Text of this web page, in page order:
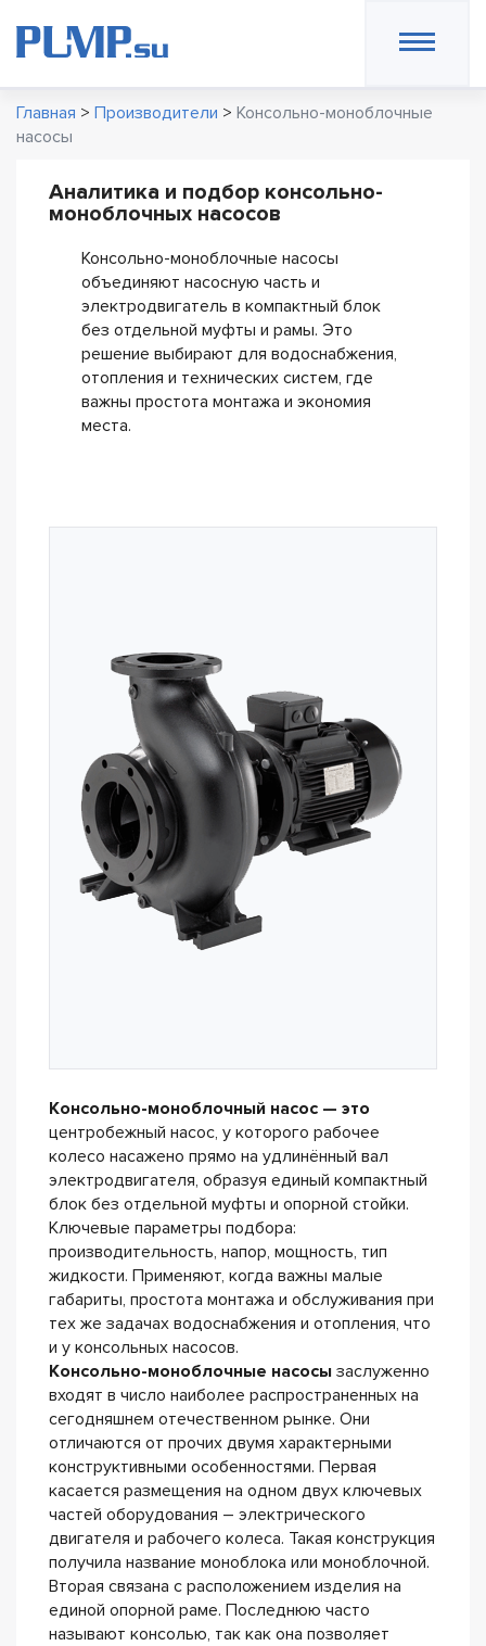
Главная > Производители > Консольно-моноблочные
насосы
Аналитика и подбор консольно-
моноблочных насосов
Консольно-моноблочные насосы
объединяют насосную часть и
электродвигатель в компактный блок
без отдельной муфты и рамы. Это
решение выбирают для водоснабжения,
отопления и технических систем, где
важны простота монтажа и экономия
места.
Консольно-моноблочный насос — это
центробежный насос, у которого рабочее
колесо насажено прямо на удлинённый вал
электродвигателя, образуя единый компактный
блок без отдельной муфты и опорной стойки.
Ключевые параметры подбора:
производительность, напор, мощность, тип
жидкости. Применяют, когда важны малые
габариты, простота монтажа и обслуживания при
тех же задачах водоснабжения и отопления, что
и у консольных насосов.
Консольно-моноблочные насосы заслуженно
входят в число наиболее распространенных на
сегодняшнем отечественном рынке. Они
отличаются от прочих двумя характерными
конструктивными особенностями. Первая
касается размещения на одном двух ключевых
частей оборудования – электрического
двигателя и рабочего колеса. Такая конструкция
получила название моноблока или моноблочной.
Вторая связана с расположением изделия на
единой опорной раме. Последнюю часто
называют консолью, так как она позволяет